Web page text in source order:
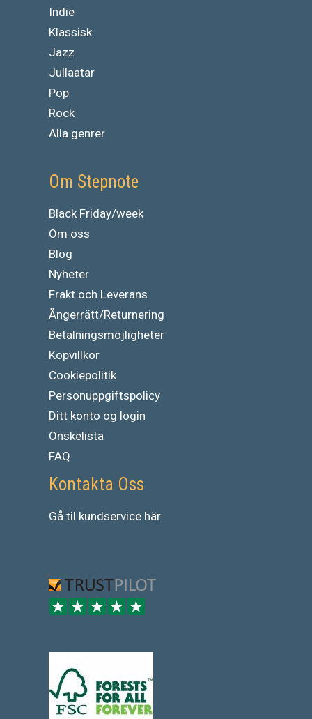
Indie
Klassisk
Jazz
Jullaatar
Pop
Rock
Alla genrer
Om Stepnote
Black Friday/week
Om oss
Blog
Nyheter
Frakt och Leverans
Ångerrätt/Returnering
Betalningsmöjligheter
Köpvillkor
Cookiepolitik
Personuppgiftspolicy
Ditt konto og login
Önskelista
FAQ
Kontakta Oss
Gå til kundservice här